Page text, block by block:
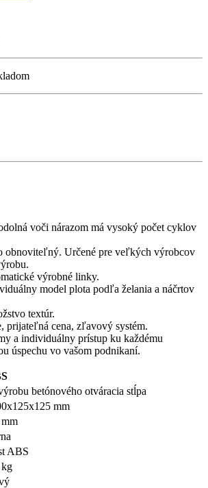
voči nárazom má vysoký počet cyklov
obnoviteľný. Určené pre veľkých výrobcov
výrobné linky.
model plota podľa želania a náčrtov
textúr.
prijateľná cena, zľavový systém.
a individuálny prístup ku každému
úspechu vo vašom podnikaní.
betónového otváracia stĺpa
mm
ABS
kg